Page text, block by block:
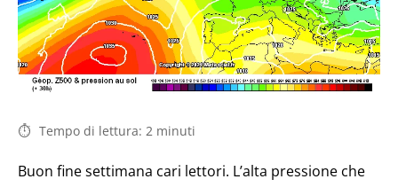
Tempo di lettura: 2 minuti
Buon fine settimana cari lettori. L’alta pressione che